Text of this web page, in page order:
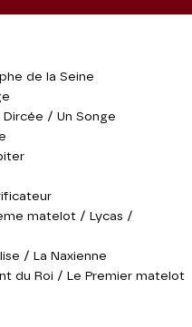
de la Seine
Dircée / Un Songe
matelot / Lycas /
/ La Naxienne
du Roi / Le Premier matelot